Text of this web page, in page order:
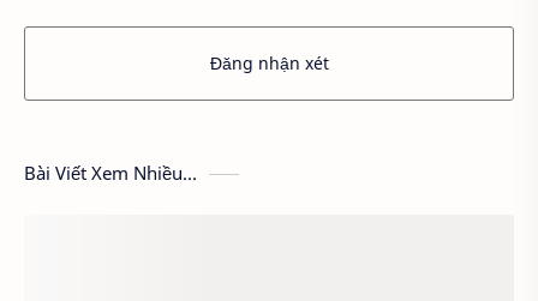
Đăng nhận xét
Bài Viết Xem Nhiều...